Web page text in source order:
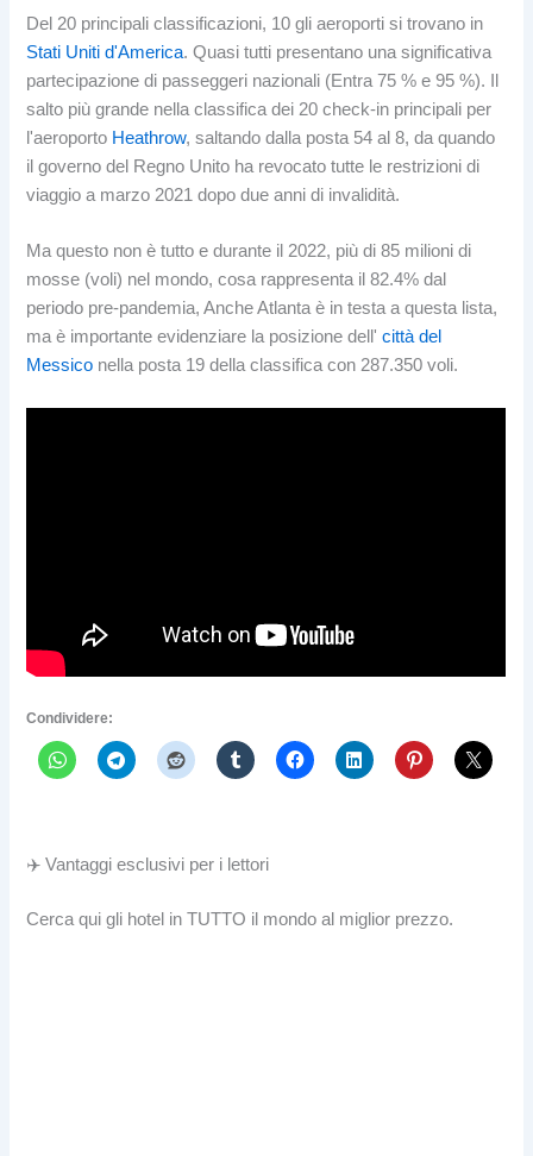
Del 20 principali classificazioni, 10 gli aeroporti si trovano in
Stati Uniti d'America. Quasi tutti presentano una significativa
partecipazione di passeggeri nazionali (Entra 75 % e 95 %). Il
salto più grande nella classifica dei 20 check-in principali per
l'aeroporto Heathrow, saltando dalla posta 54 al 8, da quando
il governo del Regno Unito ha revocato tutte le restrizioni di
viaggio a marzo 2021 dopo due anni di invalidità.
Ma questo non è tutto e durante il 2022, più di 85 milioni di
mosse (voli) nel mondo, cosa rappresenta il 82.4% dal
periodo pre-pandemia, Anche Atlanta è in testa a questa lista,
ma è importante evidenziare la posizione dell'città del
Messico nella posta 19 della classifica con 287.350 voli.
Condividere:
✈️ Vantaggi esclusivi per i lettori
Cerca qui gli hotel in TUTTO il mondo al miglior prezzo.